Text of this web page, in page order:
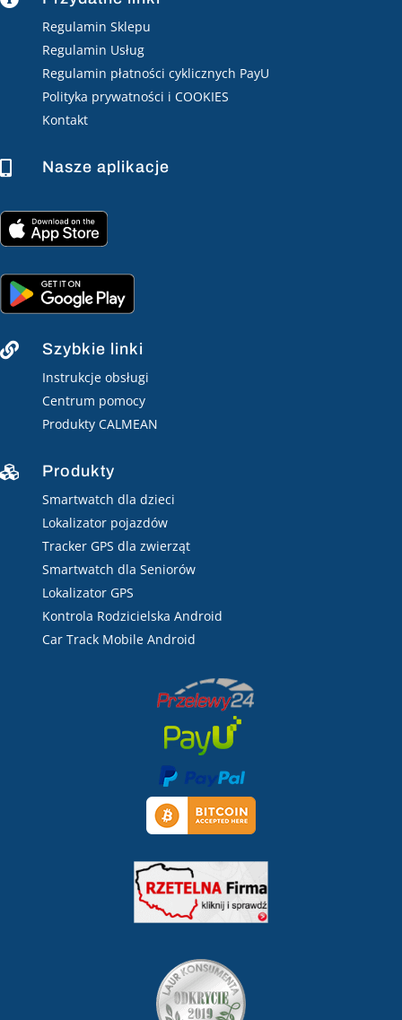
Regulamin Sklepu
Regulamin Usług
Regulamin płatności cyklicznych PayU
Polityka prywatności i COOKIES
Kontakt
 Nasze aplikacje
 Szybkie linki
Instrukcje obsługi
Centrum pomocy
Produkty CALMEAN
 Produkty
Smartwatch dla dzieci
Lokalizator pojazdów
Tracker GPS dla zwierząt
Smartwatch dla Seniorów
Lokalizator GPS
Kontrola Rodzicielska Android
Car Track Mobile Android